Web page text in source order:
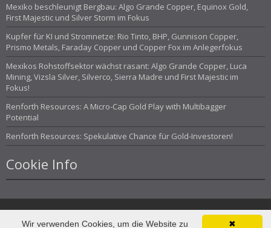
Mexiko beschleunigt Bergbau: Algo Grande Copper, Equinox Gold,
First Majestic und Silver Storm im Fokus
Kupfer für KI und Stromnetze: Rio Tinto, BHP, Gunnison Copper,
Prismo Metals, Faraday Copper und Copper Fox im Anlegerfokus
Mexikos Rohstoffsektor wächst rasant: Algo Grande Copper, Luca
Mining, Vizsla Silver, Silverco, Sierra Madre und First Majestic im
Fokus!
Renforth Resources: A Micro-Cap Gold Play with Multibagger
Potential
Renforth Resources: Spekulative Chance für Gold-Investoren!
Cookie Info
✖
Wir verwenden Cookies, um die Website zu